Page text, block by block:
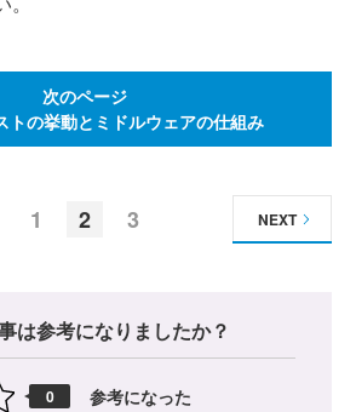
次のページ
トの挙動とミドルウェアの仕組み
1 2 3 NEXT
は参考になりましたか？
0 参考になった